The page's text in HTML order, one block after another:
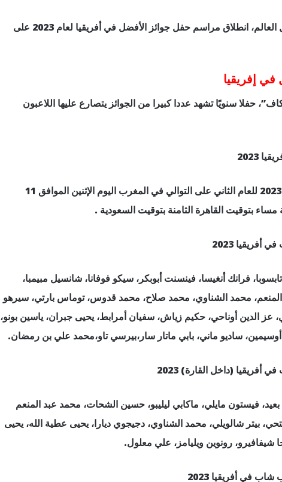
تترقب عشاق الساحرة المستديرة حول العالم، انطلاق مراسم حفل جوائز الأفضل في أفريقيا لعام 2023 على
إفريقيا
حفلا سنويًا تشهد عددا كبيرا من الجوائز يتصارع عليها اللاعبون
وتقام مراسم حفل الأفضل في أفريقيا 2023 للعام الثاني على التوالي في المغرب اليوم الإثنين الموافق 11
فرانك أنغيسا، فينسنت أبوبكر، سيكو فوفانا، شانسيل مبيمبا،
محمد الشناوي، محمد صلاح، محمد قدوس، توماس بارتي، سيرهو
الدين أوناحي، حكيم زياش، سفيان أمرابط، يحيى جبران، ياسين بونو،
ساديو ماني، بابي ماتار سار،بيرسي تاو،محمد علي بن رمضان.
فيستون مايلي، ماكابي ليليبو، حسين الشحات، محمد عبد المنعم
بيتر شالويلي، محمد الشناوي، دجيجوي ديارا، يحيى عطية الله، يحيى
شيفافيرو، رونوين ويليامز، علي معلول.